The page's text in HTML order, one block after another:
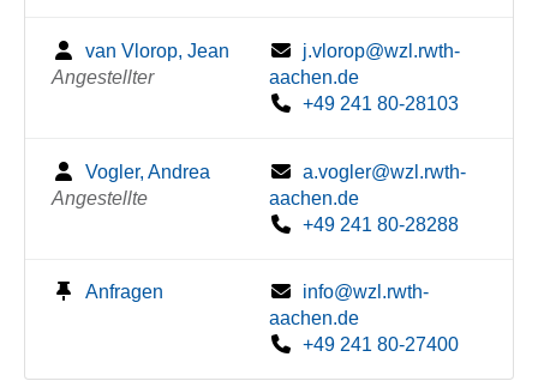
van Vlorop, Jean
Angestellter
j.vlorop@wzl.rwth-
aachen.de
+49 241 80-28103
Vogler, Andrea
Angestellte
a.vogler@wzl.rwth-
aachen.de
+49 241 80-28288
Anfragen
info@wzl.rwth-
aachen.de
+49 241 80-27400